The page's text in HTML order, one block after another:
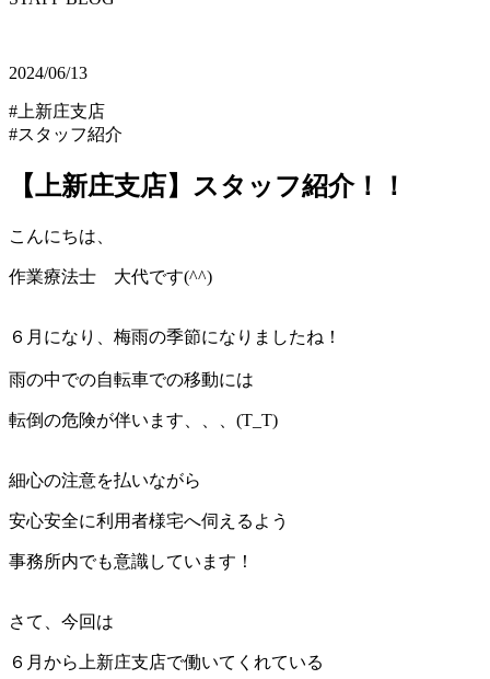
2024/06/13
#上新庄支店
#スタッフ紹介
【上新庄支店】スタッフ紹介！！
こんにちは、
作業療法士 大代です(^^)
６月になり、梅雨の季節になりましたね！
雨の中での自転車での移動には
転倒の危険が伴います、、、(T_T)
細心の注意を払いながら
安心安全に利用者様宅へ伺えるよう
事務所内でも意識しています！
さて、今回は
６月から上新庄支店で働いてくれている